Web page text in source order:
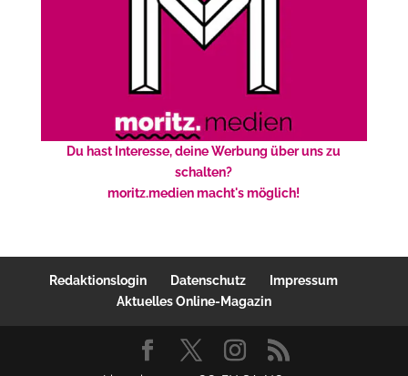
Du hast Interesse, deine Werbung über uns zu
schalten?
moritz.medien macht's möglich!
Redaktionslogin Datenschutz
Impressum
Aktuelles Online-Magazin